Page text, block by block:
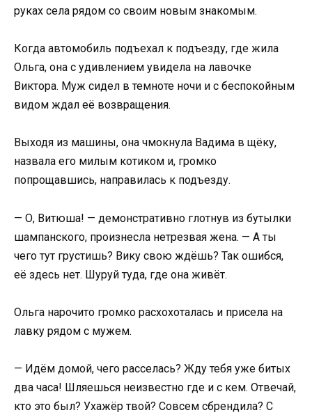
руках села рядом со своим новым знакомым.
Когда автомобиль подъехал к подъезду, где жила
Ольга, она с удивлением увидела на лавочке
Виктора. Муж сидел в темноте ночи и с беспокойным
видом ждал её возвращения.
Выходя из машины, она чмокнула Вадима в щёку,
назвала его милым котиком и, громко
попрощавшись, направилась к подъезду.
— О, Витюша! — демонстративно глотнув из бутылки
шампанского, произнесла нетрезвая жена. — А ты
чего тут грустишь? Вику свою ждёшь? Так ошибся,
её здесь нет. Шуруй туда, где она живёт.
Ольга нарочито громко расхохоталась и присела на
лавку рядом с мужем.
— Идём домой, чего расселась? Жду тебя уже битых
два часа! Шляешься неизвестно где и с кем. Отвечай,
кто это был? Ухажёр твой? Совсем сбрендила? С